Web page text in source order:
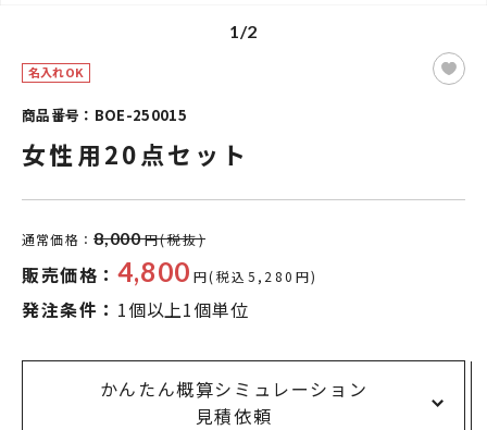
1/2
名入れOK
商品番号：BOE-250015
女性用20点セット
通常価格： 8,000円(税抜)
販売価格： 4,800 円(税込5,280円)
発注条件： 1個以上1個単位
かんたん概算シミュレーション
見積依頼